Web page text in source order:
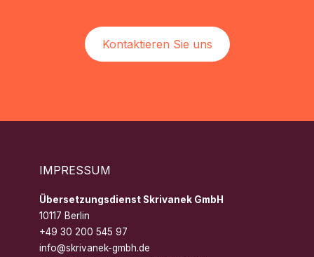
Kontaktieren Sie uns
IMPRESSUM
Übersetzungsdienst Skrivanek GmbH
10117 Berlin
+49 30 200 545 97
info@skrivanek-gmbh.de